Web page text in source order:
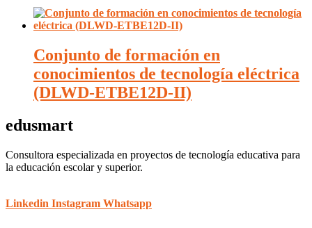
Conjunto de formación en
conocimientos de tecnología eléctrica
(DLWD-ETBE12D-II)
edusmart
Consultora especializada en proyectos de tecnología educativa para
la educación escolar y superior.
Linkedin Instagram Whatsapp